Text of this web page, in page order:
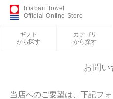
Imabari Towel
Official Online Store
ギフト
から探す
カテゴリ
から探す
お問い
当店へのご要望は、下記フ